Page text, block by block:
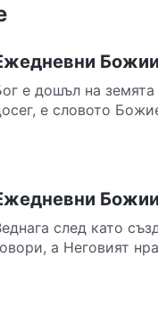
е дошъл на
е словото
след като
а Неговият